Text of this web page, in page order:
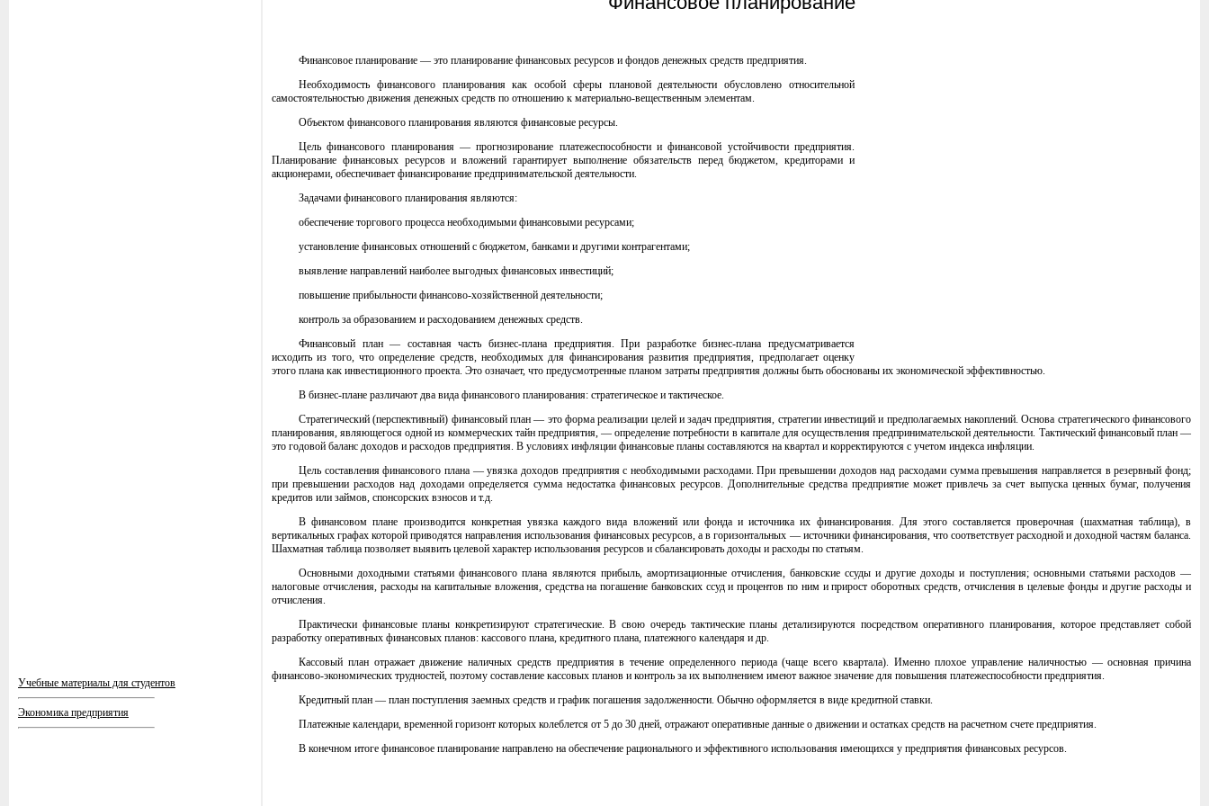
Учебные материалы для студентов
Экономика предприятия
Финансовое планирование — это планирование финансовых ресурсов и фондов денежных средств предприятия.
Необходимость финансового планирования как особой сферы плановой деятельности обусловлено относительной
самостоятельностью движения денежных средств по отношению к материально-вещественным элементам.
Объектом финансового планирования являются финансовые ресурсы.
Цель финансового планирования — прогнозирование платежеспособности и финансовой устойчивости предприятия.
Планирование финансовых ресурсов и вложений гарантирует выполнение обязательств перед бюджетом, кредиторами и
акционерами, обеспечивает финансирование предпринимательской деятельности.
Задачами финансового планирования являются:
обеспечение торгового процесса необходимыми финансовыми ресурсами;
установление финансовых отношений с бюджетом, банками и другими контрагентами;
выявление направлений наиболее выгодных финансовых инвестиций;
повышение прибыльности финансово-хозяйственной деятельности;
контроль за образованием и расходованием денежных средств.
Финансовый план — составная часть бизнес-плана предприятия. При разработке бизнес-плана предусматривается
исходить из того, что определение средств, необходимых для финансирования развития предприятия, предполагает оценку
этого плана как инвестиционного проекта. Это означает, что предусмотренные планом затраты предприятия должны быть обоснованы их экономической эффективностью.
В бизнес-плане различают два вида финансового планирования: стратегическое и тактическое.
Стратегический (перспективный) финансовый план — это форма реализации целей и задач предприятия, стратегии инвестиций и предполагаемых накоплений. Основа стратегического финансового
планирования, являющегося одной из коммерческих тайн предприятия, — определение потребности в капитале для осуществления предпринимательской деятельности. Тактический финансовый план —
это годовой баланс доходов и расходов предприятия. В условиях инфляции финансовые планы составляются на квартал и корректируются с учетом индекса инфляции.
Цель составления финансового плана — увязка доходов предприятия с необходимыми расходами. При превышении доходов над расходами сумма превышения направляется в резервный фонд;
при превышении расходов над доходами определяется сумма недостатка финансовых ресурсов. Дополнительные средства предприятие может привлечь за счет выпуска ценных бумаг, получения
кредитов или займов, спонсорских взносов и т.д.
В финансовом плане производится конкретная увязка каждого вида вложений или фонда и источника их финансирования. Для этого составляется проверочная (шахматная таблица), в
вертикальных графах которой приводятся направления использования финансовых ресурсов, а в горизонтальных — источники финансирования, что соответствует расходной и доходной частям баланса.
Шахматная таблица позволяет выявить целевой характер использования ресурсов и сбалансировать доходы и расходы по статьям.
Основными доходными статьями финансового плана являются прибыль, амортизационные отчисления, банковские ссуды и другие доходы и поступления; основными статьями расходов —
налоговые отчисления, расходы на капитальные вложения, средства на погашение банковских ссуд и процентов по ним и прирост оборотных средств, отчисления в целевые фонды и другие расходы и
отчисления.
Практически финансовые планы конкретизируют стратегические. В свою очередь тактические планы детализируются посредством оперативного планирования, которое представляет собой
разработку оперативных финансовых планов: кассового плана, кредитного плана, платежного календаря и др.
Кассовый план отражает движение наличных средств предприятия в течение определенного периода (чаще всего квартала). Именно плохое управление наличностью — основная причина
финансово-экономических трудностей, поэтому составление кассовых планов и контроль за их выполнением имеют важное значение для повышения платежеспособности предприятия.
Кредитный план — план поступления заемных средств и график погашения задолженности. Обычно оформляется в виде кредитной ставки.
Платежные календари, временной горизонт которых колеблется от 5 до 30 дней, отражают оперативные данные о движении и остатках средств на расчетном счете предприятия.
В конечном итоге финансовое планирование направлено на обеспечение рационального и эффективного использования имеющихся у предприятия финансовых ресурсов.